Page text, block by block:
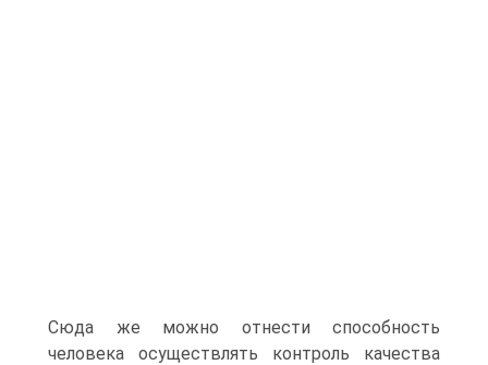
Сюда же можно отнести способность
человека осуществлять контроль качества